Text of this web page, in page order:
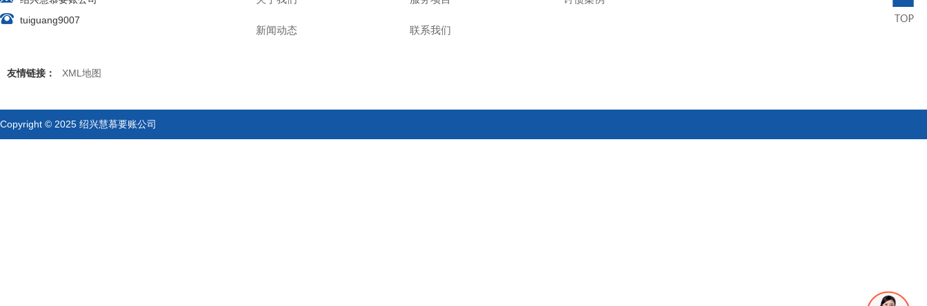
tuiguang9007
新闻动态 联系我们
友情链接： XML地图
Copyright © 2025 绍兴慧慕要账公司